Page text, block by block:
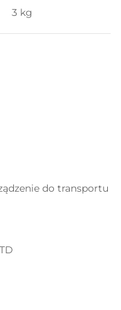
3 kg
do transportu